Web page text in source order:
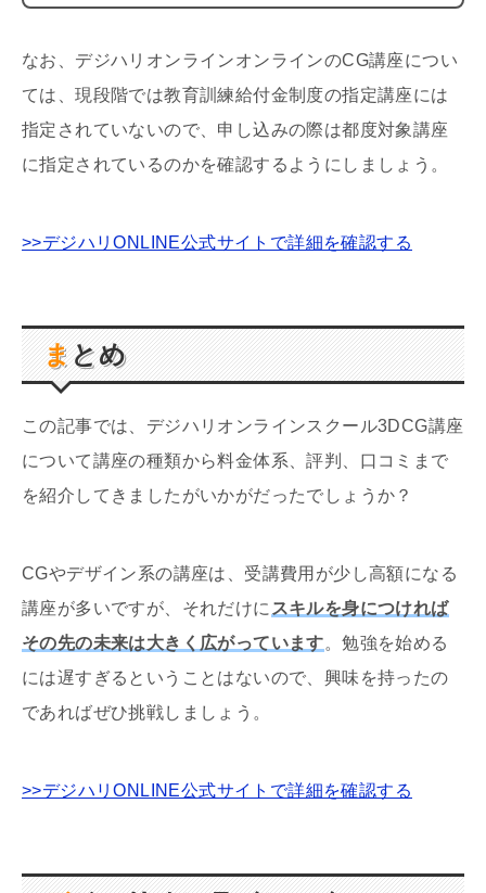
なお、デジハリオンラインオンラインのCG講座につい
ては、現段階では教育訓練給付金制度の指定講座には
指定されていないので、申し込みの際は都度対象講座
に指定されているのかを確認するようにしましょう。
>>デジハリONLINE公式サイトで詳細を確認する
まとめ
この記事では、デジハリオンラインスクール3DCG講座
について講座の種類から料金体系、評判、口コミまで
を紹介してきましたがいかがだったでしょうか？
CGやデザイン系の講座は、受講費用が少し高額になる
講座が多いですが、それだけに スキルを身につければ
その先の未来は大きく広がっています。勉強を始める
には遅すぎるということはないので、興味を持ったの
であればぜひ挑戦しましょう。
>>デジハリONLINE公式サイトで詳細を確認する